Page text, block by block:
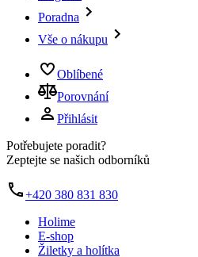
Poradna
Vše o nákupu
Oblíbené
Porovnání
Přihlásit
Potřebujete poradit?
Zeptejte se našich odborníků
+420 380 831 830
Holime
E-shop
Žiletky a holítka